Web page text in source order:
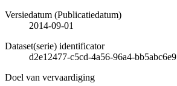
Versiedatum (Publicatiedatum)
2014-09-01
Dataset(serie) identificator
d2e12477-c5cd-4a56-96a4-
Doel van vervaardiging